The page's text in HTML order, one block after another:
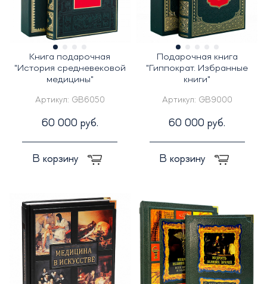
Книга подарочная
"История средневековой
медицины"
Артикул: GB6050
60 000 руб.
В корзину
Подарочная книга
"Гиппократ. Избранные
книги"
Артикул: GB9000
60 000 руб.
В корзину